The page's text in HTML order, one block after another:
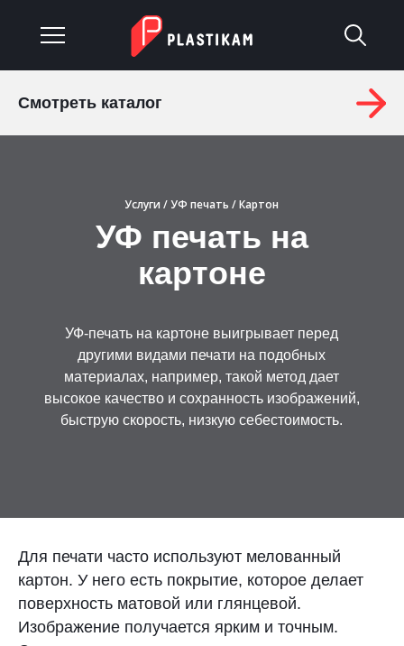
Оплата и доставка
Гарантия
Контакты
МОСКВА
Смотреть каталог
Услуги /УФ печать / Картон
УФ печать на
картоне
УФ-печать на картоне выигрывает перед
другими видами печати на подобных
материалах, например, такой метод дает
высокое качество и сохранность изображений,
быструю скорость, низкую себестоимость.
Для печати часто используют мелованный
картон. У него есть покрытие, которое делает
поверхность матовой или глянцевой.
Изображение получается ярким и точным.